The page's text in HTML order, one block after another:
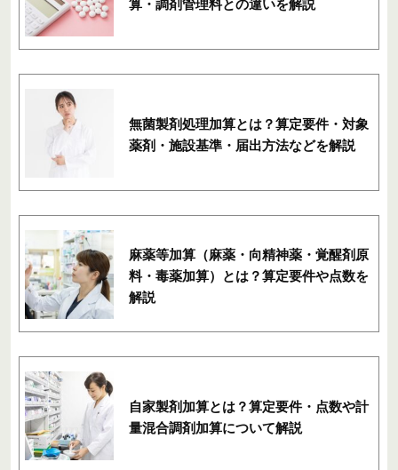
算・調剤管理料との違いを解説
無菌製剤処理加算とは？算定要件・対象
薬剤・施設基準・届出方法などを解説
麻薬等加算（麻薬・向精神薬・覚醒剤原
料・毒薬加算）とは？算定要件や点数を
解説
自家製剤加算とは？算定要件・点数や計
量混合調剤加算について解説